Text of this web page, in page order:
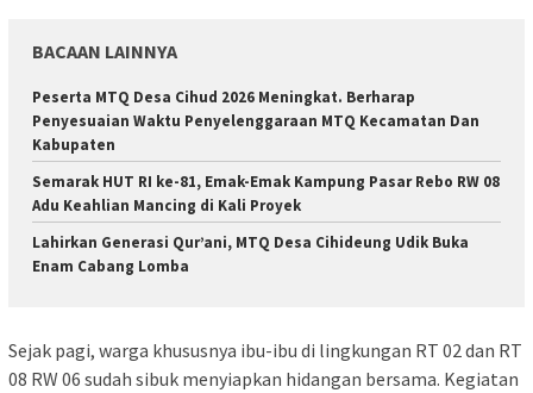
BACAAN LAINNYA
Peserta MTQ Desa Cihud 2026 Meningkat. Berharap
Penyesuaian Waktu Penyelenggaraan MTQ Kecamatan Dan
Kabupaten ‎
Semarak HUT RI ke-81, Emak-Emak Kampung Pasar Rebo RW 08
Adu Keahlian Mancing di Kali Proyek ‎
‎Lahirkan Generasi Qur’ani, MTQ Desa Cihideung Udik Buka
Enam Cabang Lomba
‎Sejak pagi, warga khususnya ibu-ibu di lingkungan RT 02 dan RT
08 RW 06 sudah sibuk menyiapkan hidangan bersama. Kegiatan